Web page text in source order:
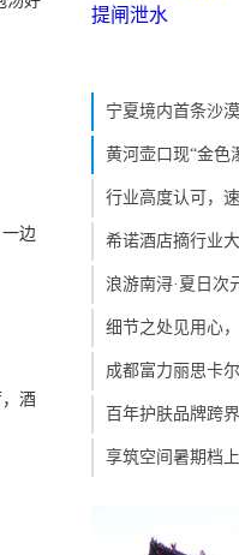
边
酒
宁夏境内首条沙
黄河壶口现“金色
行业高度认可，
希诺酒店摘行业
浪游南浔·夏日次
细节之处见用心
成都富力丽思卡
百年护肤品牌跨
享筑空间暑期档